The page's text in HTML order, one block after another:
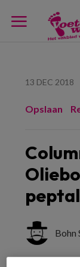
13 DEC 2018
Opslaan
Bohn